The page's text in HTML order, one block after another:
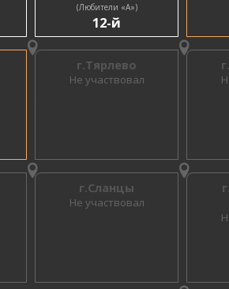
(Любители «A»)
12-й
г.Тярлево
Не участвовал
г.Сланцы
Не участвовал